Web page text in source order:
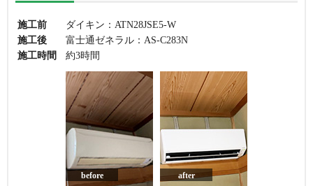
施工前
ダイキン：ATN28JSE5-W
施工後
富士通ゼネラル：AS-C283N
施工時間
約3時間
before after